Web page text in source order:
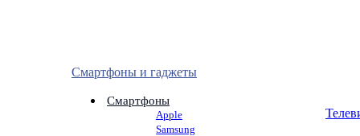
Смартфоны и гаджеты
Смартфоны
Apple
Samsung